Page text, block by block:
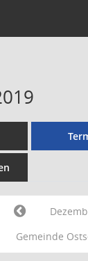
Gemeinde